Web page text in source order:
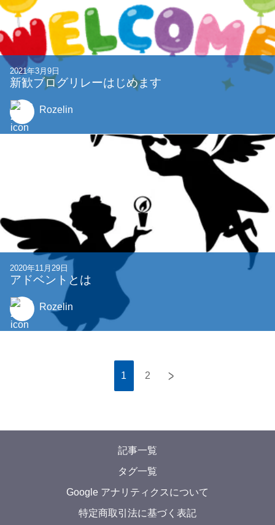
2021年3月9日
新歓ブログリレーはじめます
Rozelin
2020年11月29日
アドベントとは
Rozelin
1 2 >
記事一覧
タグ一覧
Google アナリティクスについて
特定商取引法に基づく表記